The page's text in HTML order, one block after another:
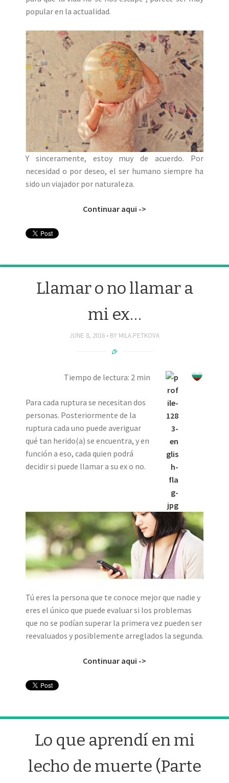
popular en la actualidad.
Y sinceramente, estoy muy de acuerdo. Por
necesidad o por deseo, el ser humano siempre ha
sido un viajador por naturaleza.
Continuar aqui ->
Llamar o no llamar a
mi ex…
JUNE 8, 2016 BY MILA.PETKOVA
Tiempo de lectura: 2 min
Para cada ruptura se necesitan dos
personas. Posteriormente de la
ruptura cada uno puede averiguar
qué tan herido(a) se encuentra, y en
función a eso, cada quien podrá
decidir si puede llamar a su ex o no.
Tú eres la persona que te conoce mejor que nadie y
eres el único que puede evaluar si los problemas
que no se podían superar la primera vez pueden ser
reevaluados y posiblemente arreglados la segunda.
Continuar aqui ->
Lo que aprendí en mi
lecho de muerte (Parte